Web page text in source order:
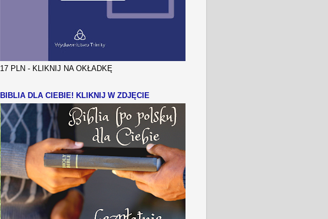
17 PLN - KLIKNIJ NA OKŁADKĘ
BIBLIA DLA CIEBIE! KLIKNIJ W ZDJĘCIE